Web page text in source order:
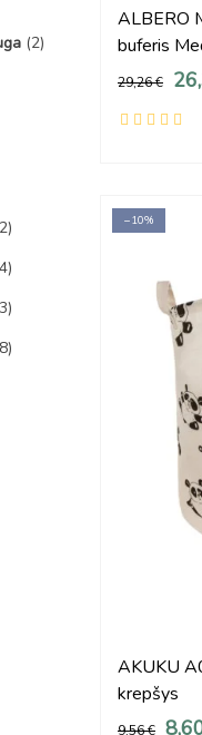
(2)
(2)
ALBERO
buferis
29,26 €
−10%
AKUKU
krepšys
9,56 €